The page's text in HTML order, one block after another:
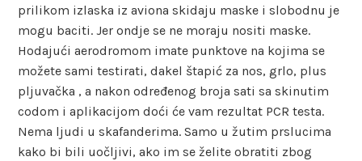
prilikom izlaska iz aviona skidaju maske i slobodnu je
mogu baciti. Jer ondje se ne moraju nositi maske.
Hodajući aerodromom imate punktove na kojima se
možete sami testirati, dakel štapić za nos, grlo, plus
pljuvačka , a nakon određenog broja sati sa skinutim
codom i aplikacijom doći će vam rezultat PCR testa.
Nema ljudi u skafanderima. Samo u žutim prslucima
kako bi bili uočljivi, ako im se želite obratiti zbog